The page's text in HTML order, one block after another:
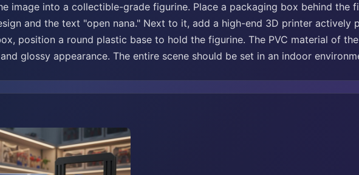
image into a collectible-grade figurine. Place a packaging box behind the
and the text "open nana." Next to it, add a high-end 3D printer actively
position a round plastic base to hold the figurine. The PVC material of
glossy appearance. The entire scene should be set in an indoor